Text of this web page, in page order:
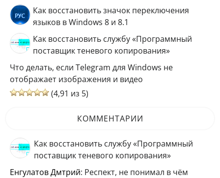
Как восстановить значок переключения
языков в Windows 8 и 8.1
Как восстановить службу «Программный
поставщик теневого копирования»
Что делать, если Telegram для Windows не
отображает изображения и видео
(4,91 из 5)
КОММЕНТАРИИ
Как восстановить службу «Программный
поставщик теневого копирования»
Енгулатов Дмтрий: Респект, не понимал в чём